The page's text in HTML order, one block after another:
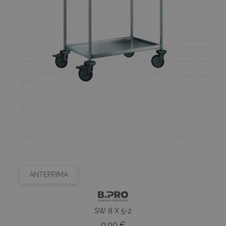
ANTEPRIMA
SW 8 X 5-2